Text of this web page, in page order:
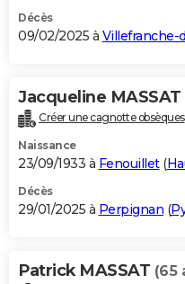
Décès
09/02/2025 à Villefranche-
Jacqueline MASSAT
Créer une cagnotte obsèques
Naissance
23/09/1933 à Fenouillet(
Décès
29/01/2025 à Perpignan (
Patrick MASSAT (65